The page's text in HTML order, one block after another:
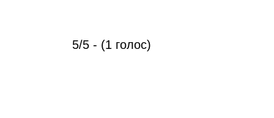
5/5 - (1 голос)